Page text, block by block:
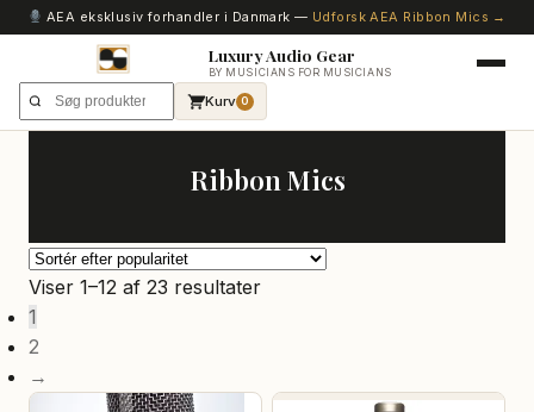
AEA eksklusiv forhandler i Danmark — Udforsk AEA Ribbon Mics →
Luxury Audio Gear
BY MUSICIANS FOR MUSICIANS
Kurv 0
Ribbon Mics
Viser 1–12 af 23 resultaterSorteret
1
2
→